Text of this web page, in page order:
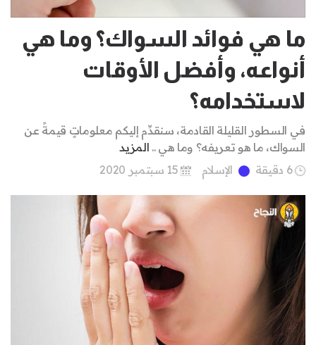
ما هي فوائد السواك؟ وما هي
أنواعه، وأفضل الأوقات
لاستخدامه؟
في السطور القليلة القادمة، سنقدِّم إليكم معلوماتٍ قيمةً عن
السواك، ما هو تعريفه؟ وما هي .. المزيد
6 دقيقة
الإسلام 15 سبتمبر 2020